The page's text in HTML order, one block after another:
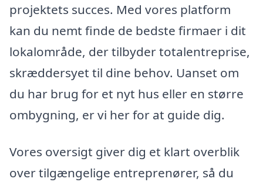
projektets succes. Med vores platform
kan du nemt finde de bedste firmaer i dit
lokalområde, der tilbyder totalentreprise,
skræddersyet til dine behov. Uanset om
du har brug for et nyt hus eller en større
ombygning, er vi her for at guide dig.
Vores oversigt giver dig et klart overblik
over tilgængelige entreprenører, så du